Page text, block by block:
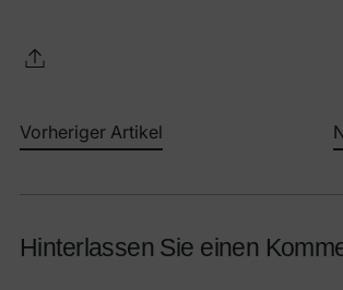
Vorheriger Artikel
Hinterlassen Sie einen